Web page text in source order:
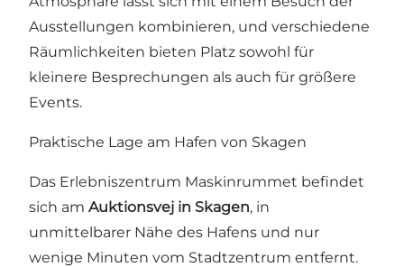
Ausstellungen kombinieren, und verschiedene
Räumlichkeiten bieten Platz sowohl für
kleinere Besprechungen als auch für größere
Events.
Praktische Lage am Hafen von Skagen
Das Erlebniszentrum Maskinrummet befindet
sich am Auktionsvej in Skagen, in
unmittelbarer Nähe des Hafens und nur
wenige Minuten vom Stadtzentrum entfernt.